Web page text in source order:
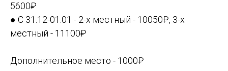
5600₽
● С 31.12-01.01 - 2-х местный - 10050₽, 3-х
местный - 11100₽
Дополнительное место - 1000₽